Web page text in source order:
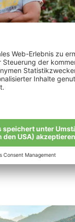
viele Antworten.“
im Überblick